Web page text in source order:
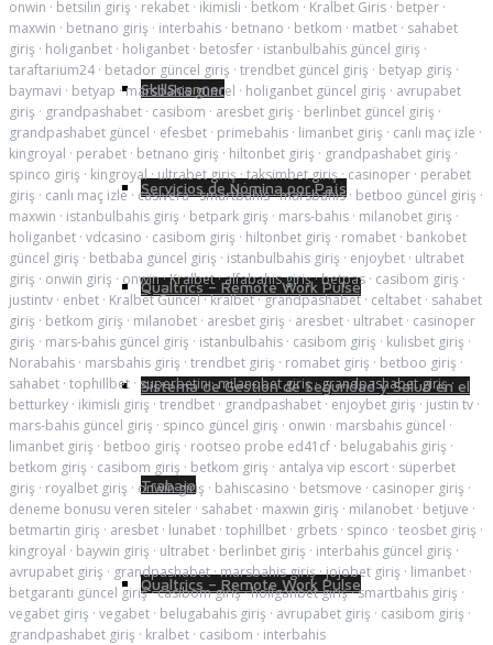
SkillScanner
Servicios de Nómina por País
Qualtrics – Remote Work Pulse
Sistema de Gestión de Seguridad y Salud en el
Trabajo
Qualtrics – Remote Work Pulse
onwin · betsilin giriş · rekabet · ikimisli · betkom · Kralbet Giris · betper ·
maxwin · betnano giriş · interbahis · betnano · betkom · matbet · sahabet
giriş · holiganbet · holiganbet · betosfer · istanbulbahis güncel giriş ·
taraftarium24 · betador güncel giriş · trendbet güncel giriş · betyap giriş ·
baymavi · betyap ·marsbahis güncel · holiganbet güncel giriş · avrupabet
giriş · grandpashabet · casibom · aresbet giriş · berlinbet güncel giriş ·
grandpashabet güncel · efesbet · primebahis · limanbet giriş · canlı maç izle ·
kingroyal · perabet · betnano giriş · hiltonbet giriş · grandpashabet giriş ·
spinco giriş · kingroyal·ultrabet giriş·taksimbet giriş·casinoper · perabet
giriş · canlı maç izle · casivera·smartbahis·marsbahis· betboo güncel giriş ·
maxwin · istanbulbahis giriş · betpark giriş · mars-bahis · milanobet giriş ·
holiganbet · vdcasino · casibom giriş · hiltonbet giriş · romabet · bankobet
güncel giriş · betbaba güncel giriş · istanbulbahis giriş · enjoybet · ultrabet
giriş · onwin giriş · onwin·Kralbet·alfabahis giriş·betpas · casibom giriş ·
justintv · enbet · Kralbet Guncel·kralbet·grandpashabet · celtabet · sahabet
giriş · betkom giriş · milanobet · aresbet giriş · aresbet · ultrabet · casinoper
giriş · mars-bahis güncel giriş · istanbulbahis · casibom giriş · kulisbet giriş ·
Norabahis · marsbahis giriş · trendbet giriş · romabet giriş · betboo giriş ·
sahabet · tophillbet · superbetin·milanobet giriş·grandpashabet giriş·
betturkey · ikimisli giriş · trendbet · grandpashabet · enjoybet giriş · justin tv ·
mars-bahis güncel giriş · spinco güncel giriş · onwin · marsbahis güncel ·
limanbet giriş · betboo giriş · rootseo probe ed41cf · belugabahis giriş ·
betkom giriş · casibom giriş · betkom giriş · antalya vip escort · süperbet
giriş · royalbet giriş · onwin giriş · bahiscasino · betsmove · casinoper giriş ·
deneme bonusu veren siteler · sahabet · maxwin giriş · milanobet · betjuve ·
betmartin giriş · aresbet · lunabet · tophillbet · grbets · spinco · teosbet giriş ·
kingroyal · baywin giriş · ultrabet · berlinbet giriş · interbahis güncel giriş ·
avrupabet giriş · grandpashabet·marsbahis giriş·jojobet giriş · limanbet ·
betgaranti güncel giriş·casibom giriş·holiganbet giriş·smartbahis giriş ·
vegabet giriş · vegabet · belugabahis giriş · avrupabet giriş · casibom giriş ·
grandpashabet giriş · kralbet · casibom · interbahis